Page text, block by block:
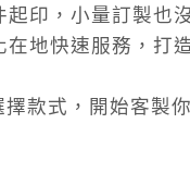
起印，小量訂製也
在地快速服務，打
擇款式，開始客製